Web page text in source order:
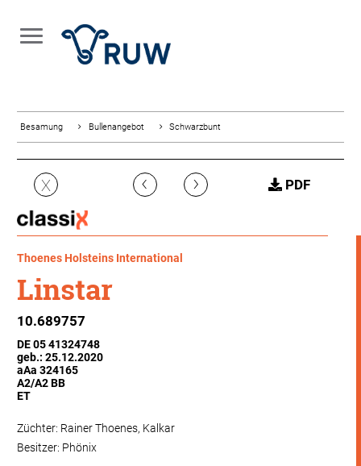
Besamung Bullenangebot Schwarzbunt
X ‹ › PDF
Thoenes Holsteins International
Linstar
10.689757
DE 05 41324748
geb.: 25.12.2020
aAa 324165
A2/A2 BB
ET
Züchter: Rainer Thoenes, Kalkar
Besitzer: Phönix